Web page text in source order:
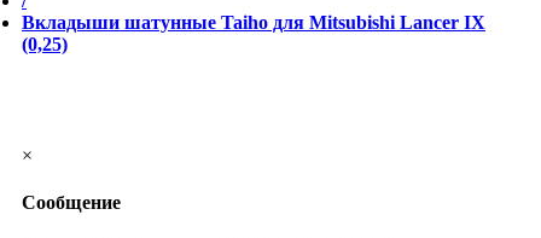
Вкладыши шатунные Taiho для Mitsubishi Lancer IX
(0,25)
×
Сообщение